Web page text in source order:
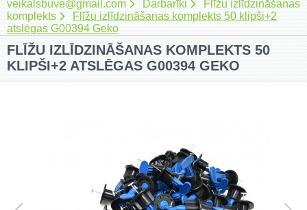
veikalsbuve@gmail.com
Darbarīki
Flīžu izlīdzināšanas
komplekts
Flīžu izlīdzināšanas komplekts 50 klipši+2
atslēgas G00394 Geko
FLĪŽU IZLĪDZINĀŠANAS KOMPLEKTS 50
KLIPŠI+2 ATSLĒGAS G00394 GEKO
Akumulatora instrumenti (205)
Akumulatoru lādētāji un piederumi
(116)
Auto ķīmija un piederumi kopšanai
(22)
Elektroinstrumenti (69)
Rokas elektroinstrumenti (2)